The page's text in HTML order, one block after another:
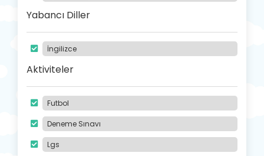
Yabancı Diller
İngilizce
Aktiviteler
Futbol
Deneme Sınavı
Lgs